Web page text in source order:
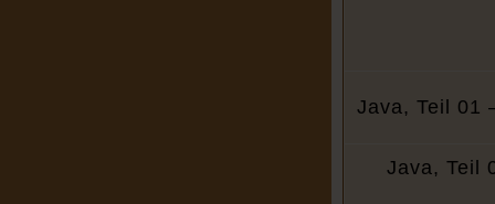
Java, Teil 01
Java, Teil